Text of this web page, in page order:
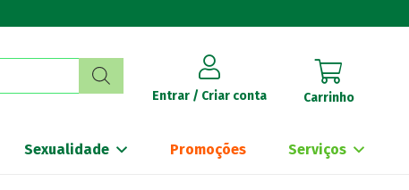
Entrar / Criar conta Carrinho
Sexualidade Promoções Serviços